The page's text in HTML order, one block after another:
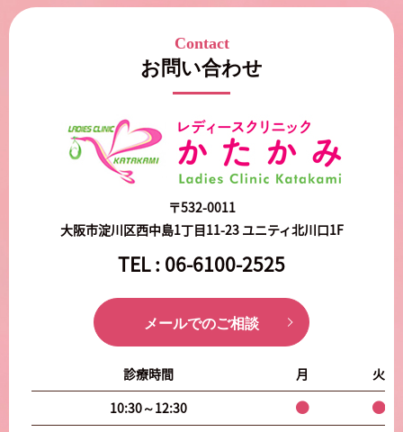
Contact
お問い合わせ
〒532-0011
大阪市淀川区西中島1丁目11-23 ユニティ北川口1F
TEL : 06-6100-2525
メールでのご相談
診療時間 月
火
10:30～12:30